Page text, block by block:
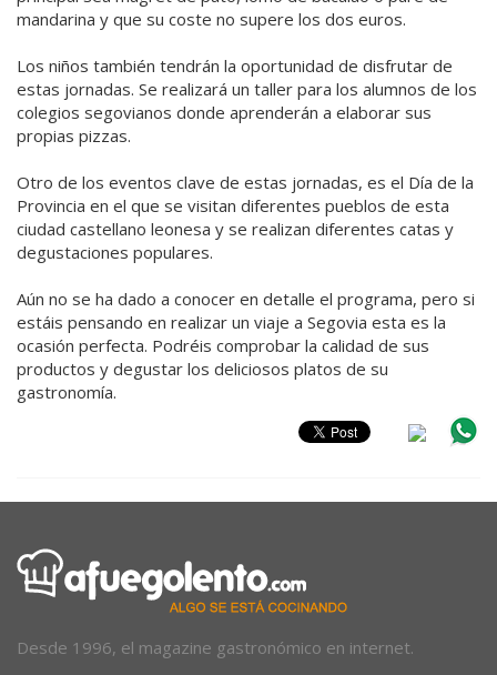
mandarina y que su coste no supere los dos euros.
Los niños también tendrán la oportunidad de disfrutar de
estas jornadas. Se realizará un taller para los alumnos de los
colegios segovianos donde aprenderán a elaborar sus
propias pizzas.
Otro de los eventos clave de estas jornadas, es el Día de la
Provincia en el que se visitan diferentes pueblos de esta
ciudad castellano leonesa y se realizan diferentes catas y
degustaciones populares.
Aún no se ha dado a conocer en detalle el programa, pero si
estáis pensando en realizar un viaje a Segovia esta es la
ocasión perfecta. Podréis comprobar la calidad de sus
productos y degustar los deliciosos platos de su
gastronomía.
Desde 1996, el magazine gastronómico en internet.